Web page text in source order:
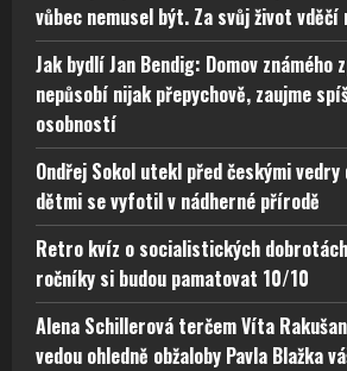
vůbec nemusel být. Za svůj život vděčí
Jak bydlí Jan Bendig: Domov známého
nepůsobí nijak přepychově, zaujme
osobností
Ondřej Sokol utekl před českými vedry
dětmi se vyfotil v nádherné přírodě
Retro kvíz o socialistických
ročníky si budou pamatovat 10/10
Alena Schillerová terčem Víta
vedou ohledně obžaloby Pavla Blažka